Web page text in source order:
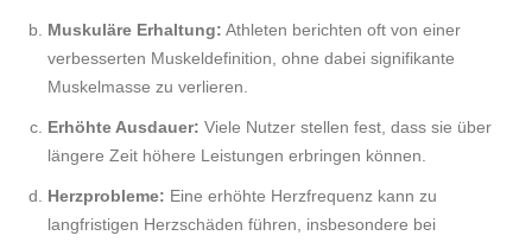
Muskuläre Erhaltung: Athleten berichten oft von einer
verbesserten Muskeldefinition, ohne dabei signifikante
Muskelmasse zu verlieren.
Erhöhte Ausdauer: Viele Nutzer stellen fest, dass sie über
längere Zeit höhere Leistungen erbringen können.
Herzprobleme: Eine erhöhte Herzfrequenz kann zu
langfristigen Herzschäden führen, insbesondere bei